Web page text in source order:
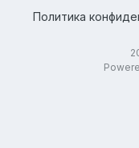
Политика